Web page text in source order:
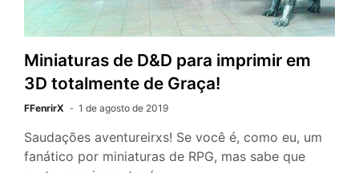
Miniaturas de D&D para imprimir em
3D totalmente de Graça!
FFenrirX 1 de agosto de 2019
Saudações aventureirxs! Se você é, como eu, um
fanático por miniaturas de RPG, mas sabe que